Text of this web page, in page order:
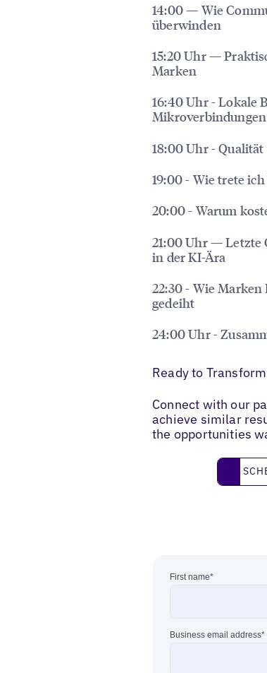
14:00 — Wie
überwinden
15:20 Uhr —
Marken
16:40 Uhr - Lokale
Mikroverbindungen
18:00 Uhr -
19:00 - Wie trete
20:00 - Warum
21:00 Uhr — Letzte
in der KI-Ära
22:30 - Wie
gedeiht
24:00 Uhr -
Ready to
Connect with our
achieve similar
the opportunities